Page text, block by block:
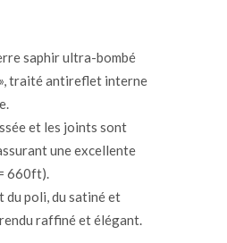
saphir ultra-bombé
traité antireflet interne
et les joints sont
une excellente
660ft).
du poli, du satiné et
raffiné et élégant.